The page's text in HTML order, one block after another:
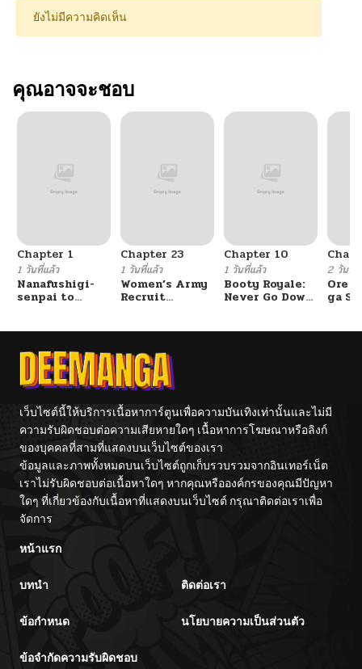
ยังไม่มีความคิดเห็น
คุณอาจจะชอบ
Chapter 1
1 วันที่แล้ว
Nanafushigi-
senpai to
Chapter 23
1 วันที่แล้ว
Women’s Army
Recruit
Chapter 10
1 วันที่แล้ว
Booty Royale:
Never Go Down
2 วันที่แ
Ore
ga
Tag
เว็บไซต์นี้ให้บริการเนื้อหาการ์ตูนเพื่อความบันเทิงเท่านั้นและไม่มี
ความรับผิดชอบต่อความเสียหายใดๆ เนื้อหาการโฆษณาหรือลิงก์
ของบุคคลที่สามที่แสดงบนเว็บไซต์ของเรา
ข้อมูลและภาพทั้งหมดบนเว็บไซต์ถูกเก็บรวบรวมจากอินเทอร์เน็ต
เราไม่รับผิดชอบต่อเนื้อหาใดๆ หากคุณหรือองค์กรของคุณมีปัญหา
ใดๆ ที่เกี่ยวข้องกับเนื้อหาที่แสดงบนเว็บไซต์ กรุณาติดต่อเราเพื่อ
จัดการ
หน้าแรก
บทนำ ติดต่อเรา
ข้อกำหนด นโยบายความเป็นส่วนตัว
ข้อจำกัดความรับผิดชอบ